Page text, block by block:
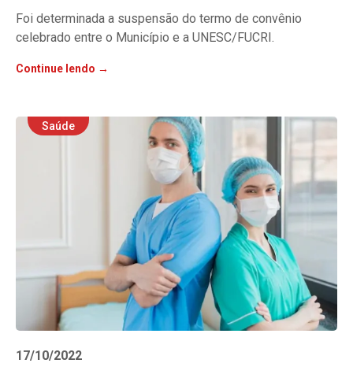
Foi determinada a suspensão do termo de convênio
celebrado entre o Município e a UNESC/FUCRI.
Continue lendo →
Saúde
17/10/2022